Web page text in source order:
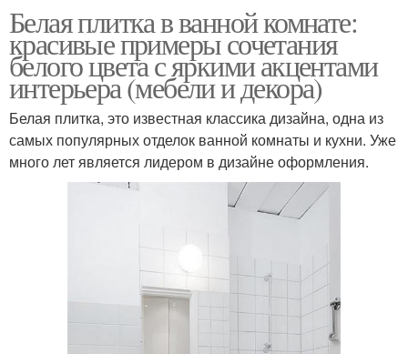
Белая плитка в ванной комнате:
красивые примеры сочетания
белого цвета с яркими акцентами
интерьера (мебели и декора)
Белая плитка, это известная классика дизайна, одна из
самых популярных отделок ванной комнаты и кухни. Уже
много лет является лидером в дизайне оформления.